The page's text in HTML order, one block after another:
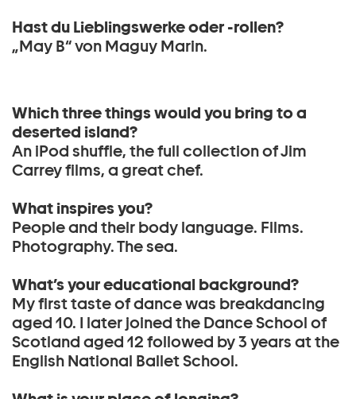
Hast du Lieblingswerke oder -rollen?
„May B“ von Maguy Marin.
Which three things would you bring to a
deserted island?
An iPod shuffle, the full collection of Jim
Carrey films, a great chef.
What inspires you?
People and their body language. Films.
Photography. The sea.
What’s your educational background?
My first taste of dance was breakdancing
aged 10. I later joined the Dance School of
Scotland aged 12 followed by 3 years at the
English National Ballet School.